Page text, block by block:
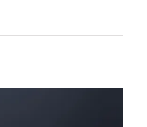
des
Cups